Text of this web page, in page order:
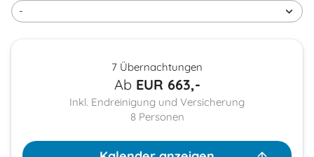
7 Übernachtungen
Ab EUR 663,-
Inkl. Endreinigung und Versicherung
8 Personen